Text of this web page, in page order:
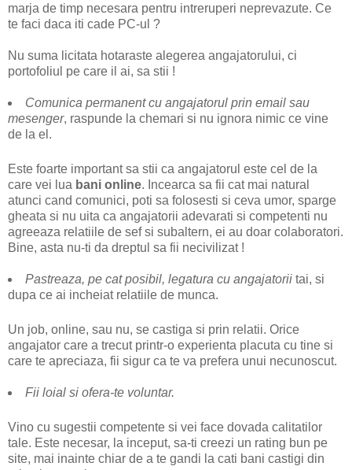
marja de timp necesara pentru intreruperi neprevazute. Ce
te faci daca iti cade PC-ul ?
Nu suma licitata hotaraste alegerea angajatorului, ci
portofoliul pe care il ai, sa stii !
Comunica permanent cu angajatorul prin email sau
mesenger, raspunde la chemari si nu ignora nimic ce vine
de la el.
Este foarte important sa stii ca angajatorul este cel de la
care vei lua bani online. Incearca sa fii cat mai natural
atunci cand comunici, poti sa folosesti si ceva umor, sparge
gheata si nu uita ca angajatorii adevarati si competenti nu
agreeaza relatiile de sef si subaltern, ei au doar colaboratori.
Bine, asta nu-ti da dreptul sa fii necivilizat !
Pastreaza, pe cat posibil, legatura cu angajatoriitai, si
dupa ce ai incheiat relatiile de munca.
Un job, online, sau nu, se castiga si prin relatii. Orice
angajator care a trecut printr-o experienta placuta cu tine si
care te apreciaza, fii sigur ca te va prefera unui necunoscut.
Fii loial si ofera-te voluntar.
Vino cu sugestii competente si vei face dovada calitatilor
tale. Este necesar, la inceput, sa-ti creezi un rating bun pe
site, mai inainte chiar de a te gandi la cati bani castigi din